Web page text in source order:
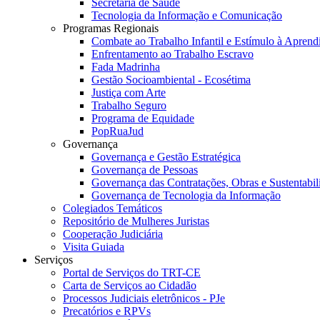
Secretaria de Saúde
Tecnologia da Informação e Comunicação
Programas Regionais
Combate ao Trabalho Infantil e Estímulo à
Enfrentamento ao Trabalho Escravo
Fada Madrinha
Gestão Socioambiental - Ecosétima
Justiça com Arte
Trabalho Seguro
Programa de Equidade
PopRuaJud
Governança
Governança e Gestão Estratégica
Governança de Pessoas
Governança das Contratações, Obras e
Governança de Tecnologia da Informação
Colegiados Temáticos
Repositório de Mulheres Juristas
Cooperação Judiciária
Visita Guiada
Serviços
Portal de Serviços do TRT-CE
Carta de Serviços ao Cidadão
Processos Judiciais eletrônicos - PJe
Precatórios e RPVs